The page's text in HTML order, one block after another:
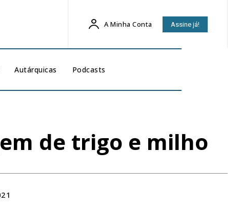
A Minha Conta Assine já!
Autárquicas Podcasts
de trigo e milho